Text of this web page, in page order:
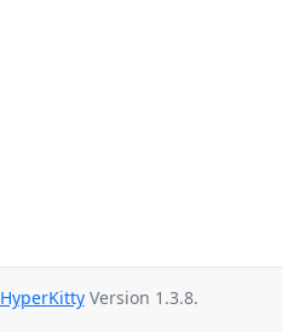
HyperKittyVersion 1.3.8.